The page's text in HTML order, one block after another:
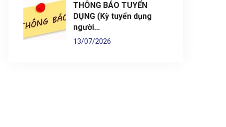
THÔNG BÁO TUYỂN
DỤNG (Kỳ tuyển dụng
người…
13/07/2026